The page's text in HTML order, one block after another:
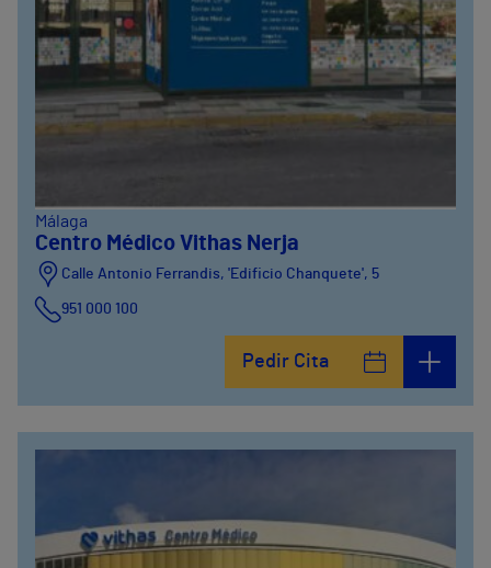
Málaga
Centro Médico Vithas Nerja
Calle Antonio Ferrandis, 'Edificio Chanquete', 5
951 000 100
Pedir Cita